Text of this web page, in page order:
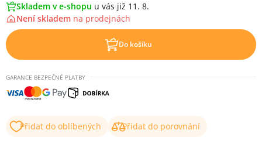
Skladem v e-shopu u vás již 11. 8.
Není skladem na prodejnách
Do košíku
GARANCE BEZPEČNÉ PLATBY
Přidat do oblíbených Přidat do porovnání